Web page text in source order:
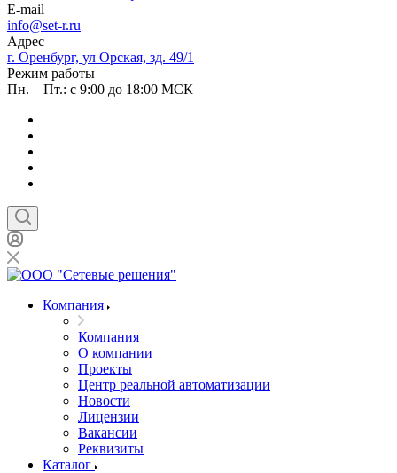
E-mail
info@set-r.ru
Адрес
г. Оренбург, ул Орская, зд. 49/1
Режим работы
Пн. – Пт.: с 9:00 до 18:00 МСК
Компания
Компания
О компании
Проекты
Центр реальной автоматизации
Новости
Лицензии
Вакансии
Реквизиты
Каталог